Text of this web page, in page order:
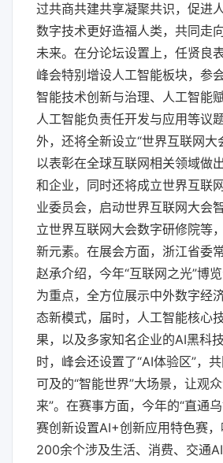
过共商共建共享凝聚共识，促进
数字技术更好造福人类，共同走
未来。在分论坛设置上，任贤良
峰会特别增设人工智能板块，参
智能技术创新与治理、人工智能
人工智能负责任开发与应用等议
外，还将全新设立“世界互联网大
以表彰在全球互联网相关领域做
和企业，同时还将成立世界互联
业委员会，启动世界互联网大会
立世界互联网大会数字研修院等
新元素。在展会方面，浙江省委
赵承介绍，今年“互联网之光”博
为重点，全方位展示中外数字经
态新模式，届时，人工智能核心
果，以及多家知名企业的AI黑科
时，峰会还设置了“AI体验区”，
可及的“智能世界”大场景，让观
来”。在赛事方面，今年的“直通
赛创新设置AI+创新应用特色赛
200余个涉及生活、消费、交通